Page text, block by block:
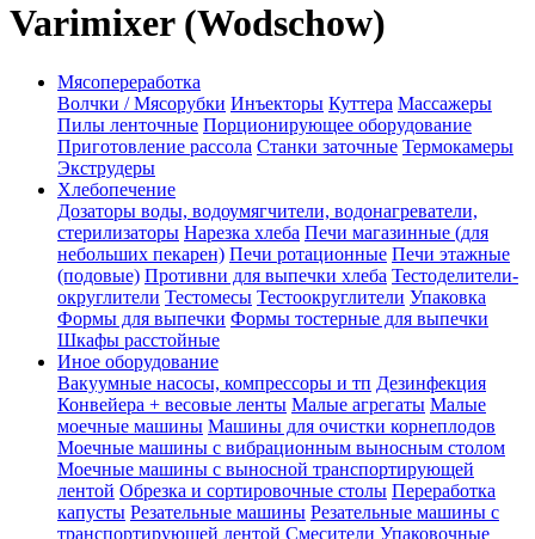
Varimixer (Wodschow)
Мясопереработка
Волчки / Мясорубки Инъекторы Куттера Массажеры
Пилы ленточные Порционирующее оборудование
Приготовление рассола Станки заточные Термокамеры
Экструдеры
Хлебопечение
Дозаторы воды, водоумягчители, водонагреватели,
стерилизаторы Нарезка хлеба Печи магазинные (для
небольших пекарен) Печи ротационные Печи этажные
(подовые) Противни для выпечки хлеба Тестоделители-
округлители Тестомесы Тестоокруглители Упаковка
Формы для выпечки Формы тостерные для выпечки
Шкафы расстойные
Иное оборудование
Вакуумные насосы, компрессоры и тп Дезинфекция
Конвейера + весовые ленты Малые агрегаты Малые
моечные машины Машины для очистки корнеплодов
Моечные машины с вибрационным выносным столом
Моечные машины с выносной транспортирующей
лентой Обрезка и сортировочные столы Переработка
капусты Резательные машины Резательные машины с
транспортирующей лентой Смесители Упаковочные